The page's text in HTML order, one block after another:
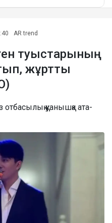
AR trend
туыстарының
жұртты
қуанышқа ата-